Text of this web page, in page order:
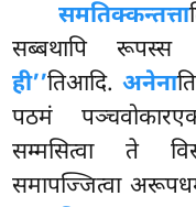
समतिक्कन्तत्ता
सब्बथापि रूपस्स
ही’’तिआदि.अनेना
पठमं
सम्मसित्वा ते
समापज्जित्वा